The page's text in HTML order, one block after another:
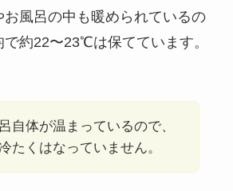
お風呂の中も暖められているの
約22〜23℃は保てています。
自体が温まっているので、
たくはなっていません。